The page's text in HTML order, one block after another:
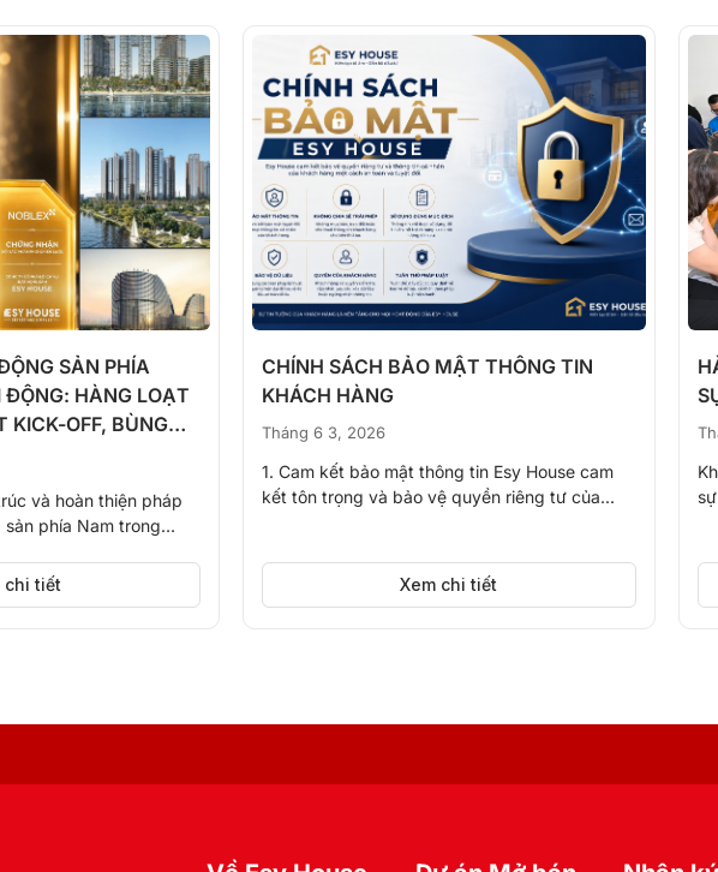
SẢN PHÍA
HÀNG LOẠT
KICK-OFF, BÙNG
và hoàn thiện pháp
phía Nam trong
chi tiết
CHÍNH SÁCH BẢO MẬT THÔNG TIN
KHÁCH HÀNG
Tháng 6 3, 2026
1. Cam kết bảo mật thông tin Esy House cam
kết tôn trọng và bảo vệ quyền riêng tư của...
Xem chi tiết